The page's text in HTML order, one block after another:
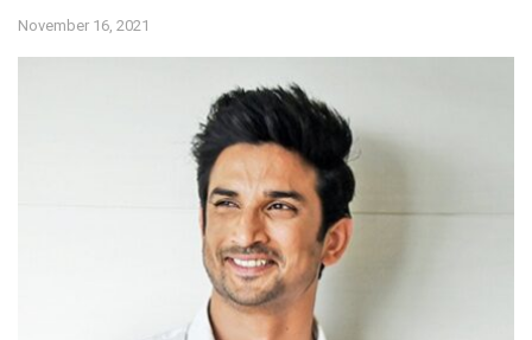
November 16, 2021